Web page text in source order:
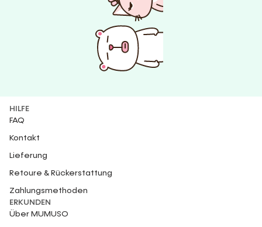
HILFE
FAQ
Kontakt
Lieferung
Retoure & Rückerstattung
Zahlungsmethoden
ERKUNDEN
Über MUMUSO